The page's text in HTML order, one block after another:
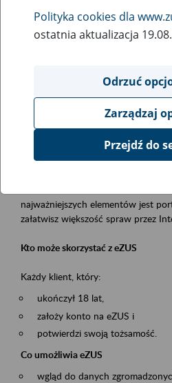
Rodzaj wydarzenia
Szkolenia
Obszar merytoryczny
obsługa klientów
Opis wydarzenia
Platforma Usług Elektronicznych
najważniejszych elementów jest
załatwisz większość spraw przez
Kto może skorzystać z eZUS
Każdy klient, który:
ukończył 18 lat,
założy konto na eZUS i
potwierdzi swoją tożsamość.
Co umożliwia eZUS
wgląd do danych
Polityka cookies dla
ostatnia aktualizacja
Odrzuć
Zarządzaj
Przejdź do